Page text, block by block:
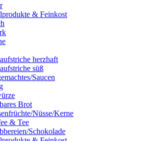
& Feinkost
herzhaft
süß
Saucen
Brot
Nüsse/Kerne
& Tee
Schokolade